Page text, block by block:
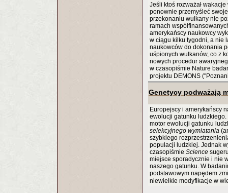
Jeśli ktoś rozważał
ponownie przemyśleć
przekonaniu wulkany nie
ramach
amerykańscy naukowcy
w ciągu kilku tygodni, a nie
naukowców do dokonania
uśpionych wulkanów, co z
nowych procedur
w czasopiśmie Nature
projektu DEMONS
Genetycy podważają
Europejscy i amerykańscy
ewolucji gatunku ludzkiego.
motor ewolucji gatunku
selekcyjnego wymiatania
szybkiego
populacji ludzkiej. Jednak
czasopiśmie Science
miejsce sporadycznie i nie
naszego gatunku. W
podstawowym napędem
niewielkie modyfikacje w